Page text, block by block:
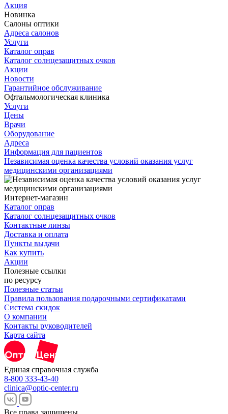
Акция
Новинка
Салоны оптики
Адреса салонов
Услуги
Каталог оправ
Каталог солнцезащитных очков
Акции
Новости
Гарантийное обслуживание
Офтальмологическая клиника
Услуги
Цены
Врачи
Оборудование
Адреса
Информация для пациентов
Независимая оценка качества условий оказания услуг
медицинскими организациями
Интернет-магазин
Каталог оправ
Каталог солнцезащитных очков
Контактные линзы
Доставка и оплата
Пункты выдачи
Как купить
Акции
Полезные ссылки
по ресурсу
Полезные статьи
Правила пользования подарочными сертификатами
Система скидок
О компании
Контакты руководителей
Карта сайта
Единая справочная служба
8-800 333-43-40
clinica@optic-center.ru
Все права защищены